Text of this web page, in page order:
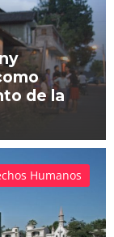
de la
Humanos